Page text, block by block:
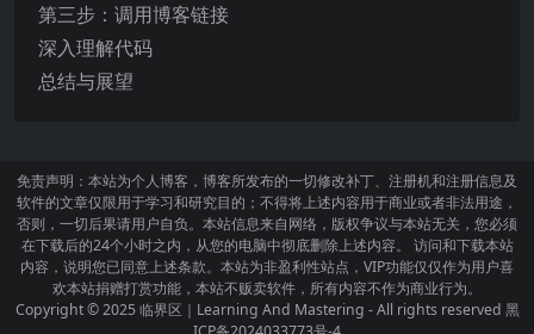
第三步：调用博客链接
深入理解代码
总结与展望
免责声明：本站为个人博客，博客所发布的一切修改补丁、注册机和注册信息及
软件的文章仅限用于学习和研究目的；不得将上述内容用于商业或者非法用途，
否则，一切后果请用户自负。本站信息来自网络，版权争议与本站无关，您必须
在下载后的24个小时之内，从您的电脑中彻底删除上述内容。 访问和下载本站
内容，说明您已同意上述条款。本站为非盈利性站点，VIP功能仅仅作为用户喜
欢本站捐赠打赏功能，本站不贩卖软件，所有内容不作为商业行为。
Copyright © 2025临界区｜Learning And Mastering - All rights reserved 黑